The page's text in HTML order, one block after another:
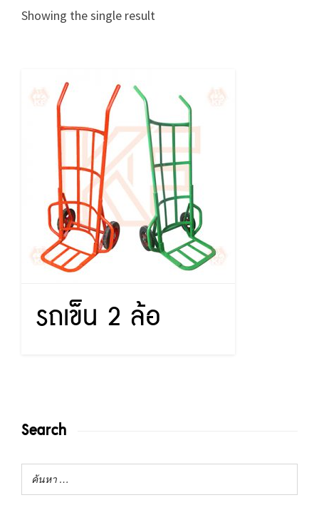
Showing the single result
รถเข็น 2 ล้อ
Search